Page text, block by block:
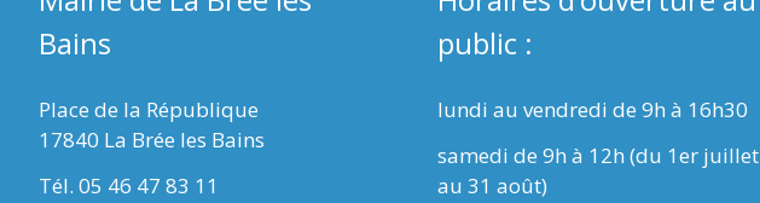
Bains
Place de la République
17840 La Brée les Bains
Tél. 05 46 47 83 11
public :
lundi au vendredi de 9h à 16h30
samedi de 9h à 12h (du 1er juillet
au 31 août)